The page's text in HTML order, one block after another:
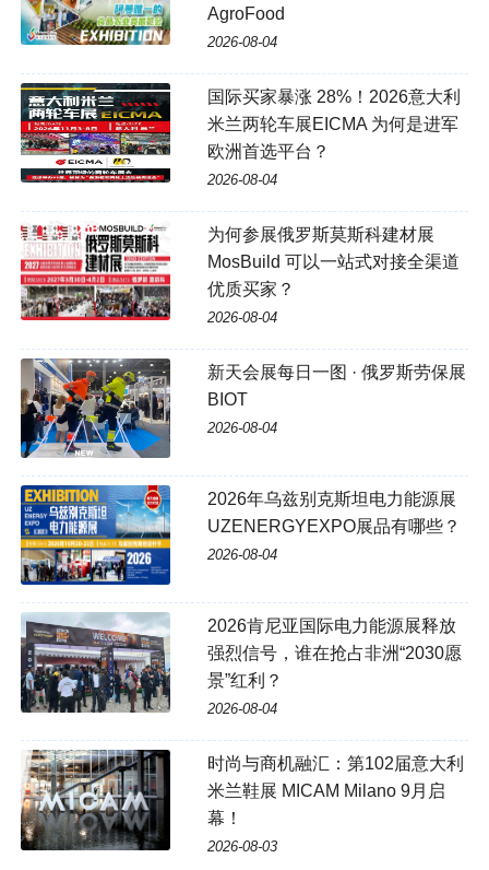
AgroFood
2026-08-04
国际买家暴涨 28%！2026意大利
米兰两轮车展EICMA 为何是进军
欧洲首选平台？
2026-08-04
为何参展俄罗斯莫斯科建材展
MosBuild 可以一站式对接全渠道
优质买家？
2026-08-04
新天会展每日一图 · 俄罗斯劳保展
BIOT
2026-08-04
2026年乌兹别克斯坦电力能源展
UZENERGYEXPO展品有哪些？
2026-08-04
2026肯尼亚国际电力能源展释放
强烈信号，谁在抢占非洲“2030愿
景”红利？
2026-08-04
时尚与商机融汇：第102届意大利
米兰鞋展 MICAM Milano 9月启
幕！
2026-08-03